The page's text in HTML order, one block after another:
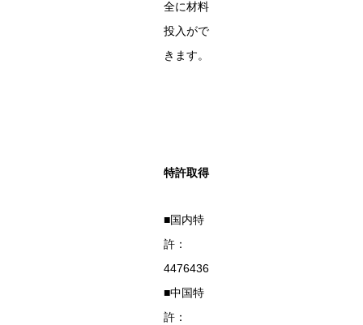
全に材料
投入がで
きます。
特許取得
■国内特
許：
4476436
■中国特
許：